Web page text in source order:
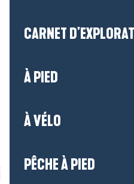
CARNET
À PIED
À VÉLO
PÊCHE À PIED
sur-Mer